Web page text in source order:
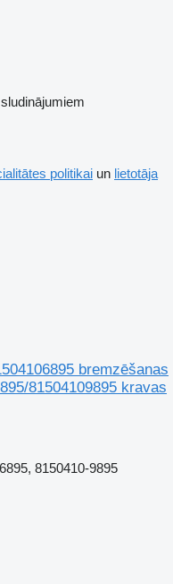
politikai un lietotāja
bremzēšanas
81504109895 kravas
8150410-9895